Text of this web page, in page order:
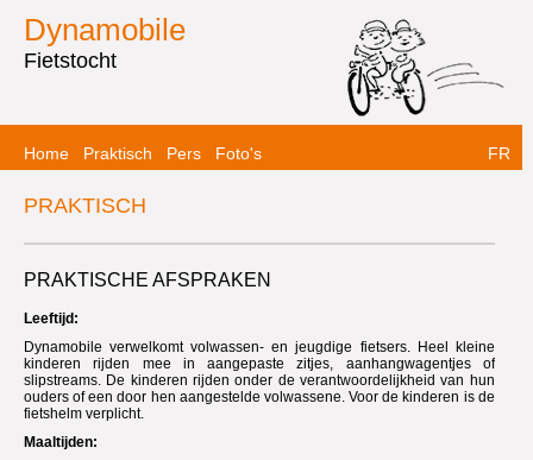
Dynamobile
Fietstocht
Home Praktisch Pers Foto's FR
PRAKTISCH
PRAKTISCHE AFSPRAKEN
Leeftijd:
Dynamobile verwelkomt volwassen- en jeugdige fietsers. Heel kleine
kinderen rijden mee in aangepaste zitjes, aanhangwagentjes of
slipstreams. De kinderen rijden onder de verantwoordelijkheid van hun
ouders of een door hen aangestelde volwassene. Voor de kinderen is de
fietshelm verplicht.
Maaltijden: